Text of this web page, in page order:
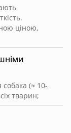
собака (≈ 10-
тварин;
ціною,